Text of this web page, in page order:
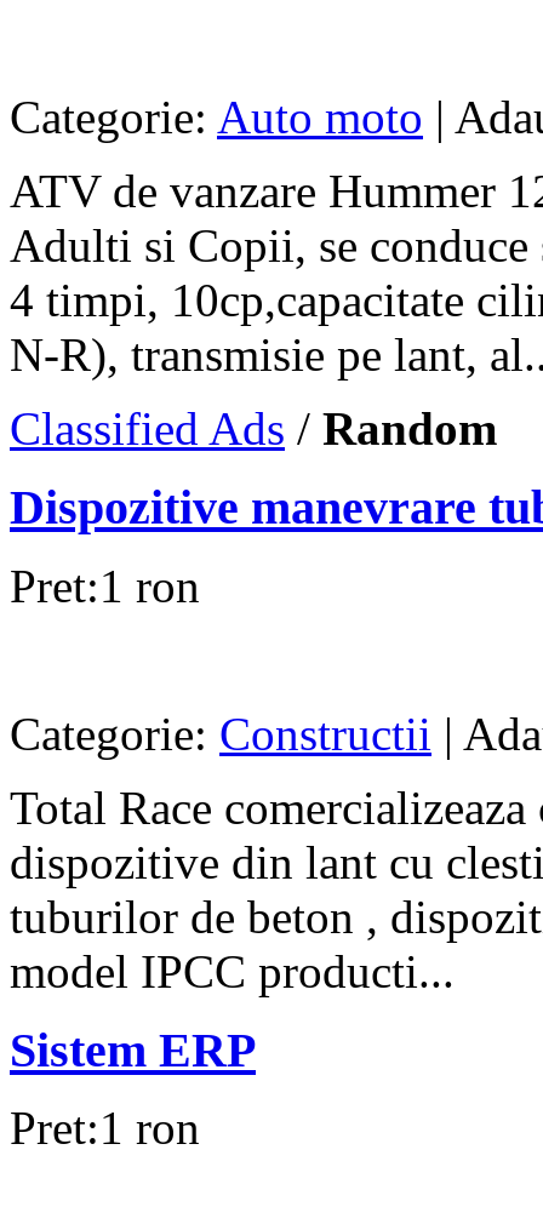
Categorie: Auto moto |
ATV de vanzare Hummer
Adulti si Copii, se conduce
4 timpi, 10cp,capacitate
N-R), transmisie pe lant,
Classified Ads / Random
Dispozitive manevrare
Pret:1 ron
Categorie: Constructii |
Total Race
dispozitive din lant cu
tuburilor de beton ,
model IPCC producti...
Sistem ERP
Pret:1 ron